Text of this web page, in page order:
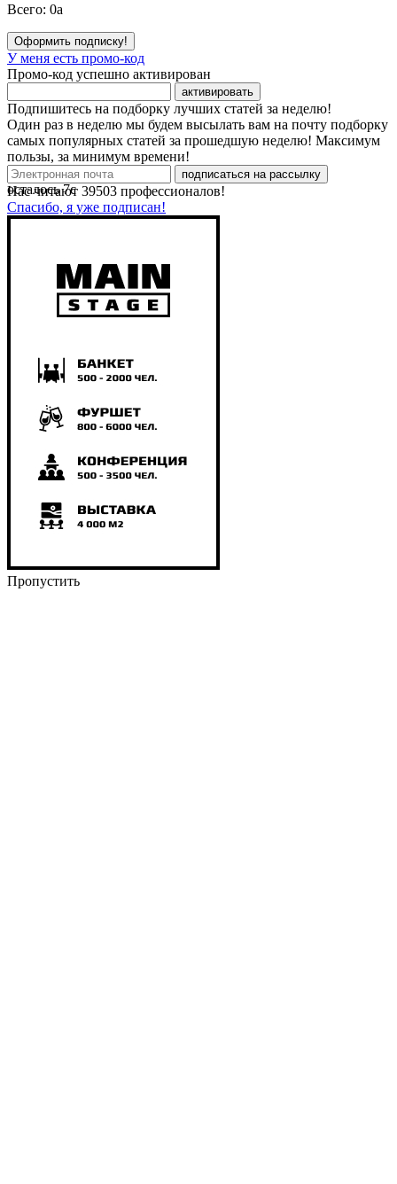
Всего: 0a
Оформить подписку!
У меня есть промо-код
Промо-код успешно активирован
активировать
Подпишитесь на подборку лучших статей за неделю!
Один раз в неделю мы будем высылать вам на почту подборку
самых популярных статей за прошедшую неделю! Максимум
пользы, за минимум времени!
подписаться на рассылку
Нас читают 39503 профессионалов!
Спасибо, я уже подписан!
осталось7с
Пропустить